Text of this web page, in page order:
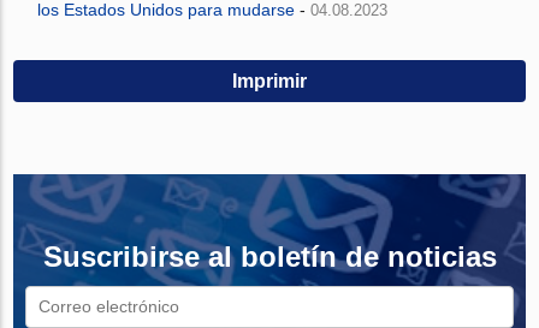
los Estados Unidos para mudarse -04.08.2023
Imprimir
Suscribirse al boletín de noticias